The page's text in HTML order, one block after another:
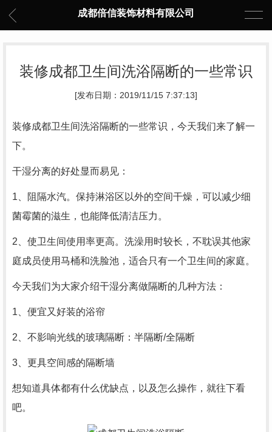
成都倍信装饰材料有限公司
装修成都卫生间洗浴隔断的一些常识
[发布日期：2019/11/15 7:37:13]
装修成都卫生间洗浴隔断的一些常识，今天我们来了解一
下。
干湿分离的好处显而易见：
1、阻隔水汽。保持淋浴区以外的空间干燥，可以减少细
菌霉菌的滋生，也能降低清洁压力。
2、使卫生间使用率更高。洗澡用时较长，不耽误其他家
庭成员使用马桶和洗脸池，适合只有一个卫生间的家庭。
今天我们为大家介绍干湿分离做隔断的几种方法：
1、便宜又好装的浴帘
2、不影响光线的玻璃隔断：半隔断/全隔断
3、更具空间感的隔断墙
想知道具体都有什么优缺点，以及怎么操作，就往下看
吧。